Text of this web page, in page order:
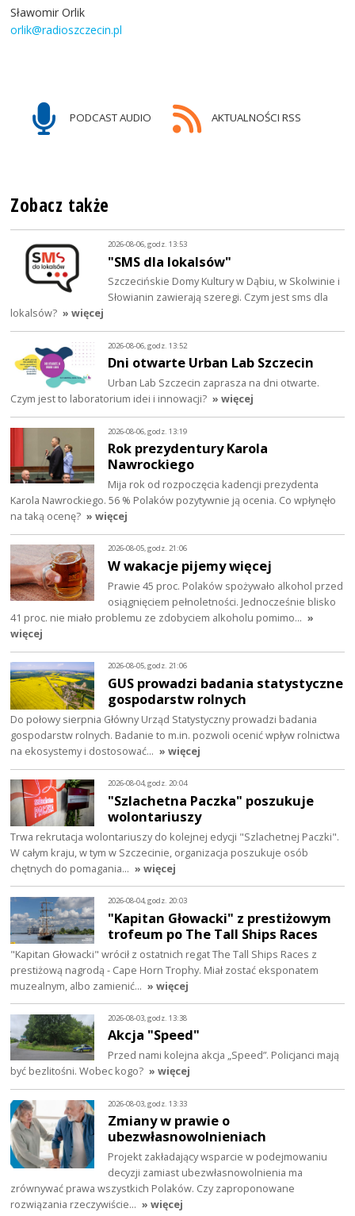
Sławomir Orlik
orlik@radioszczecin.pl
PODCAST AUDIO AKTUALNOŚCI RSS
Zobacz także
2026-08-06, godz. 13:53
"SMS dla lokalsów"
Szczecińskie Domy Kultury w Dąbiu, w Skolwinie i
Słowianin zawierają szeregi. Czym jest sms dla
lokalsów? » więcej
2026-08-06, godz. 13:52
Dni otwarte Urban Lab Szczecin
Urban Lab Szczecin zaprasza na dni otwarte.
Czym jest to laboratorium idei i innowacji? » więcej
2026-08-06, godz. 13:19
Rok prezydentury Karola
Nawrockiego
Mija rok od rozpoczęcia kadencji prezydenta
Karola Nawrockiego. 56 % Polaków pozytywnie ją ocenia. Co wpłynęło
na taką ocenę? » więcej
2026-08-05, godz. 21:06
W wakacje pijemy więcej
Prawie 45 proc. Polaków spożywało alkohol przed
osiągnięciem pełnoletności. Jednocześnie blisko
41 proc. nie miało problemu ze zdobyciem alkoholu pomimo… »
więcej
2026-08-05, godz. 21:06
GUS prowadzi badania statystyczne
gospodarstw rolnych
Do połowy sierpnia Główny Urząd Statystyczny prowadzi badania
gospodarstw rolnych. Badanie to m.in. pozwoli ocenić wpływ rolnictwa
na ekosystemy i dostosować… » więcej
2026-08-04, godz. 20:04
"Szlachetna Paczka" poszukuje
wolontariuszy
Trwa rekrutacja wolontariuszy do kolejnej edycji "Szlachetnej Paczki".
W całym kraju, w tym w Szczecinie, organizacja poszukuje osób
chętnych do pomagania… » więcej
2026-08-04, godz. 20:03
"Kapitan Głowacki" z prestiżowym
trofeum po The Tall Ships Races
"Kapitan Głowacki" wrócił z ostatnich regat The Tall Ships Races z
prestiżową nagrodą - Cape Horn Trophy. Miał zostać eksponatem
muzealnym, albo zamienić… » więcej
2026-08-03, godz. 13:38
Akcja "Speed"
Przed nami kolejna akcja „Speed”. Policjanci mają
być bezlitośni. Wobec kogo? » więcej
2026-08-03, godz. 13:33
Zmiany w prawie o
ubezwłasnowolnieniach
Projekt zakładający wsparcie w podejmowaniu
decyzji zamiast ubezwłasnowolnienia ma
zrównywać prawa wszystkich Polaków. Czy zaproponowane
rozwiązania rzeczywiście… » więcej